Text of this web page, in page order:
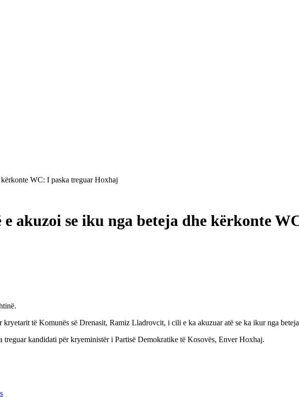
WC: I paska treguar Hoxhaj
akuzoi se iku nga beteja dhe kërkonte
të Komunës së Drenasit, Ramiz Lladrovcit, i cili e ka akuzuar atë se ka ikur nga
kandidati për kryeministër i Partisë Demokratike të Kosovës, Enver Hoxhaj.